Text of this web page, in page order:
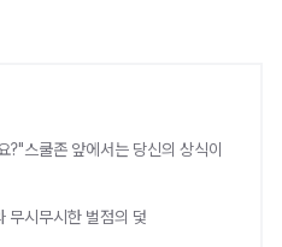
?"스쿨존 앞에서는 당신의 상식이
무시무시한 벌점의 덫